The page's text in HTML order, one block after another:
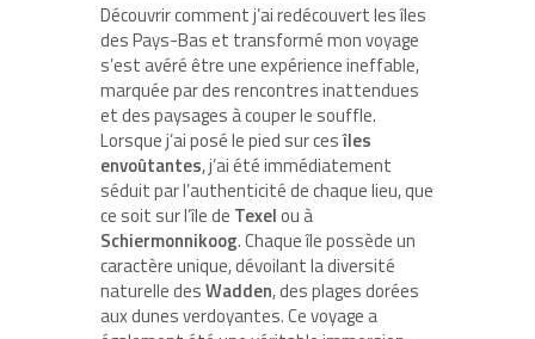
Découvrir comment j’ai redécouvert les îles
des Pays-Bas et transformé mon voyage
s’est avéré être une expérience ineffable,
marquée par des rencontres inattendues
et des paysages à couper le souffle.
Lorsque j’ai posé le pied sur cesîles
envoûtantes, j’ai été immédiatement
séduit par l’authenticité de chaque lieu, que
ce soit sur l’île de Texelou à
Schiermonnikoog. Chaque île possède un
caractère unique, dévoilant la diversité
naturelle desWadden, des plages dorées
aux dunes verdoyantes. Ce voyage a